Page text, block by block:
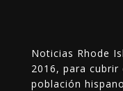
Noticias Rhode
2016, para
población